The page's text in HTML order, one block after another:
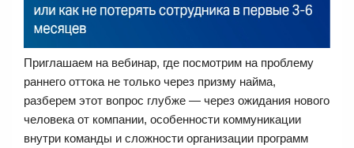
Приглашаем на вебинар, где посмотрим на проблему
раннего оттока не только через призму найма,
разберем этот вопрос глубже — через ожидания нового
человека от компании, особенности коммуникации
внутри команды и сложности организации программ